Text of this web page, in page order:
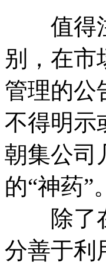
值得注
别，在市
管理的公
不得明示
朝集公司
的“神药”。
除了在
分善于利